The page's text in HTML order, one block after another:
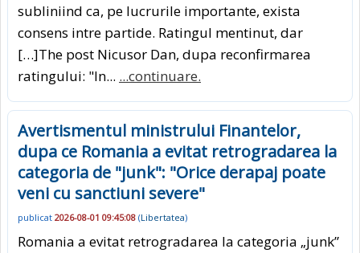
subliniind ca, pe lucrurile importante, exista
consens intre partide. Ratingul mentinut, dar
[…]The post Nicusor Dan, dupa reconfirmarea
ratingului: "In... ...continuare.
Avertismentul ministrului Finantelor,
dupa ce Romania a evitat retrogradarea la
categoria de "junk": "Orice derapaj poate
veni cu sanctiuni severe"
publicat 2026-08-01 09:45:08 (Libertatea)
Romania a evitat retrogradarea la categoria „junk”